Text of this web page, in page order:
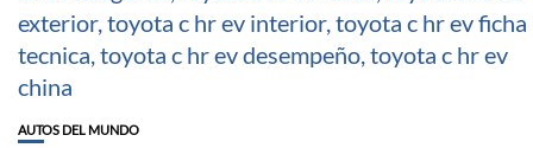
AUTOS DEL MUNDO